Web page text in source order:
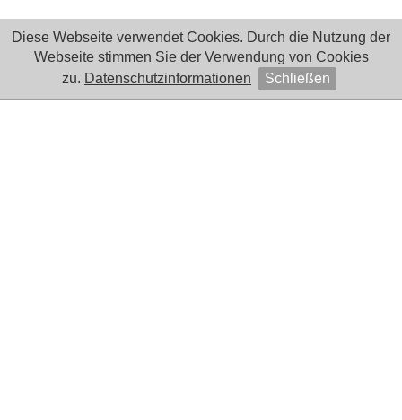
Diese Webseite verwendet Cookies. Durch die Nutzung der
Webseite stimmen Sie der Verwendung von Cookies
zu. Datenschutzinformationen Schließen